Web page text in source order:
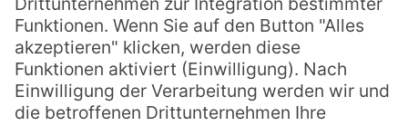
Die Yap-Inseln sind eine Inselgruppe im
Westpazifik und Teil der Föderierten
Staaten von Mikronesien. Dort liegen
einige der schönsten Tauchreviere der
Welt, bekannt für ihre majestätischen